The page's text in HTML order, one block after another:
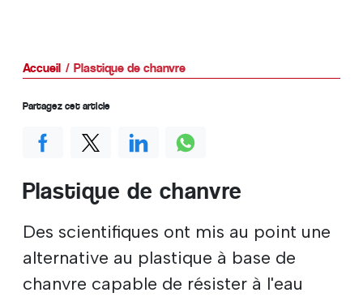
Accueil Plastique de chanvre
Plastique de chanvre
Des scientifiques ont mis au point une
alternative au plastique à base de
chanvre capable de résister à l'eau
Partagez cet article